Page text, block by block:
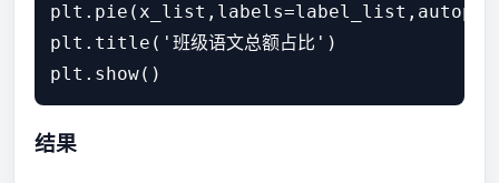
plt.title('班级语文总额占比')
结果